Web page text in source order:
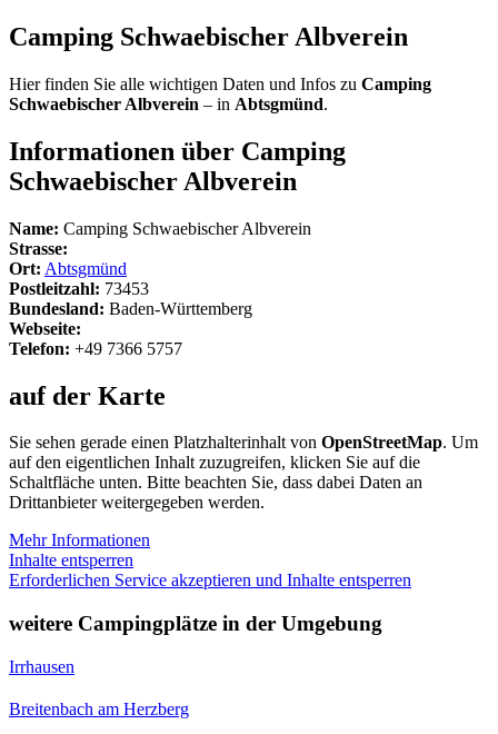
Camping Schwaebischer Albverein
Hier finden Sie alle wichtigen Daten und Infos zu Camping
Schwaebischer Albverein – in Abtsgmünd.
Informationen über Camping
Schwaebischer Albverein
Name: Camping Schwaebischer Albverein
Strasse:
Ort: Abtsgmünd
Postleitzahl: 73453
Bundesland: Baden-Württemberg
Webseite:
Telefon: +49 7366 5757
auf der Karte
Sie sehen gerade einen Platzhalterinhalt von OpenStreetMap. Um
auf den eigentlichen Inhalt zuzugreifen, klicken Sie auf die
Schaltfläche unten. Bitte beachten Sie, dass dabei Daten an
Drittanbieter weitergegeben werden.
Mehr Informationen
Inhalte entsperren
Erforderlichen Service akzeptieren und Inhalte entsperren
weitere Campingplätze in der Umgebung
Irrhausen
Breitenbach am Herzberg